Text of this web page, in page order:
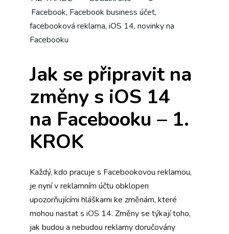
Facebook, Facebook business účet,
facebooková reklama, iOS 14, novinky na
Facebooku
Jak se připravit na
změny s iOS 14
na Facebooku – 1.
KROK
Každý, kdo pracuje s Facebookovou reklamou,
je nyní v reklamním účtu obklopen
upozorňujícími hláškami ke změnám, které
mohou nastat s iOS 14. Změny se týkají toho,
jak budou a nebudou reklamy doručovány